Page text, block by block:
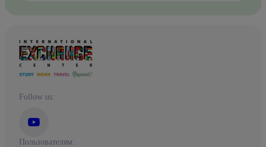
Follow us:
Пользователям: